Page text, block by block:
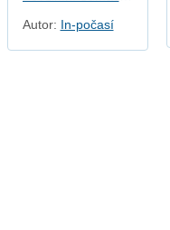
Autor: In-počasí